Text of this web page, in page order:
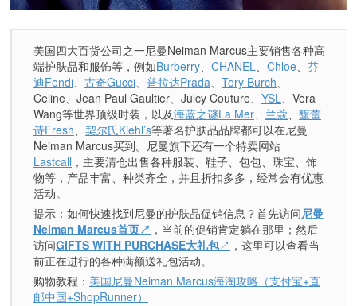
美国四大百货公司之一尼曼Neiman Marcus主要销售各种高
端护肤品和服饰等，例如Burberry、 CHANEL、 Chloe、 芬
迪Fendi、 古奇Gucci、 普拉达Prada、 Tory Burch、
Celine、Jean Paul Gaultier、Juicy Couture、 YSL、Vera
Wang等世界顶级时装，以及海蓝之谜La Mer、 兰蔻、 馥蕾
诗Fresh、 契尔氏Kiehl’s等著名护肤品品牌都可以在尼曼
Neiman Marcus买到。尼曼旗下还有一个特卖网站
Lastcall ，主要清仓出售各种服装、鞋子、包包、珠宝、饰
物等，产品丰富、种类齐全，并且折扣多多，经常会有优惠
活动。
提示：如何快速找到尼曼的护肤品促销信息？首先访问尼曼
Neiman Marcus首页↗ ，当前的促销肯定躺在那里；然后
访问GIFTS WITH PURCHASE大礼包↗ ，这里可以查看当
前正在进行的各种满额送礼包活动。
购物教程： 美国尼曼Neiman Marcus海淘攻略（支付宝+直
邮中国+ShopRunner）